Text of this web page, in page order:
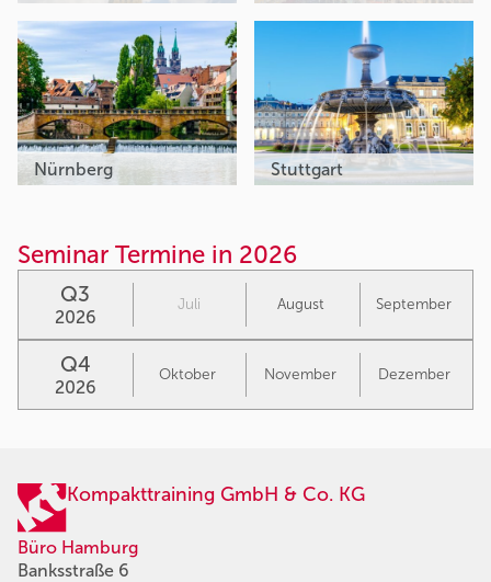
Nürnberg Stuttgart
Seminar Termine in 2026
Q3
2026
Juli August September
Q4
2026
Oktober November Dezember
Kompakttraining GmbH & Co. KG
Büro Hamburg
Banksstraße 6